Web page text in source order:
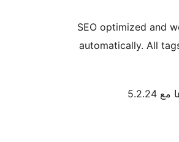
SEO optimized and
automatically. All
5.2.24